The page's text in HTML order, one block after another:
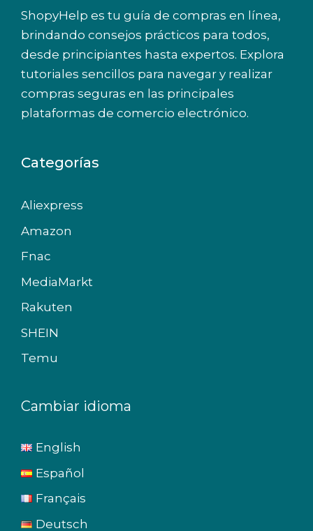
ShopyHelp es tu guía de compras en línea,
brindando consejos prácticos para todos,
desde principiantes hasta expertos. Explora
tutoriales sencillos para navegar y realizar
compras seguras en las principales
plataformas de comercio electrónico.
Categorías
Aliexpress
Amazon
Fnac
MediaMarkt
Rakuten
SHEIN
Temu
Cambiar idioma
English
Español
Français
Deutsch